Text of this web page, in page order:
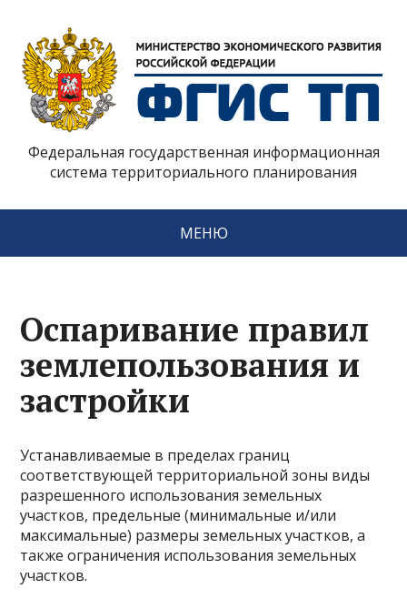
Федеральная государственная информационная
система территориального планирования
МЕНЮ
Оспаривание правил
землепользования и
застройки
Устанавливаемые в пределах границ
соответствующей территориальной зоны виды
разрешенного использования земельных
участков, предельные (минимальные и/или
максимальные) размеры земельных участков, а
также ограничения использования земельных
участков.